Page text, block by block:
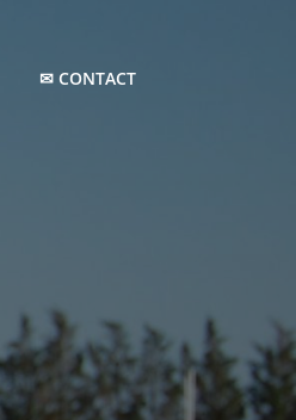
✉ CONTACT